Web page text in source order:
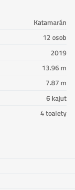
Katamarán
12 osob
2019
13.96 m
7.87 m
6 kajut
4 toalety